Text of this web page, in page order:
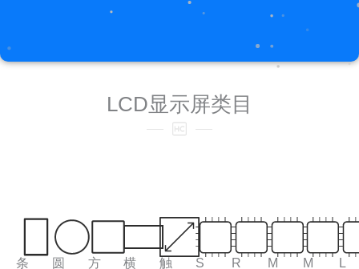
LCD显示屏类目
条
圆
方
横
触
S
R
M
M
L